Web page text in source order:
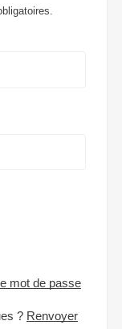
mot de passe
? Renvoyer